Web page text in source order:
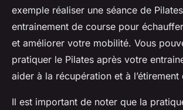
exemple réaliser une séance de
entrainement de course pour
et améliorer votre mobilité. Vous
pratiquer le Pilates après votre
aider à la récupération et à l’étirement
Il est important de noter que la